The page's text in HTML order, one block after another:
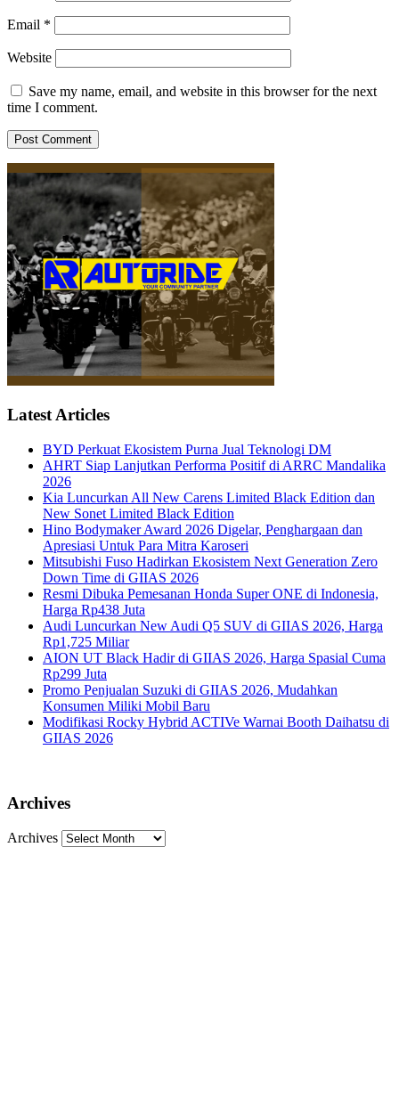
Email *
Website
Save my name, email, and website in this browser for the next
time I comment.
Latest Articles
BYD Perkuat Ekosistem Purna Jual Teknologi DM
AHRT Siap Lanjutkan Performa Positif di ARRC Mandalika
2026
Kia Luncurkan All New Carens Limited Black Edition dan
New Sonet Limited Black Edition
Hino Bodymaker Award 2026 Digelar, Penghargaan dan
Apresiasi Untuk Para Mitra Karoseri
Mitsubishi Fuso Hadirkan Ekosistem Next Generation Zero
Down Time di GIIAS 2026
Resmi Dibuka Pemesanan Honda Super ONE di Indonesia,
Harga Rp438 Juta
Audi Luncurkan New Audi Q5 SUV di GIIAS 2026, Harga
Rp1,725 Miliar
AION UT Black Hadir di GIIAS 2026, Harga Spasial Cuma
Rp299 Juta
Promo Penjualan Suzuki di GIIAS 2026, Mudahkan
Konsumen Miliki Mobil Baru
Modifikasi Rocky Hybrid ACTIVe Warnai Booth Daihatsu di
GIIAS 2026
Archives
Archives